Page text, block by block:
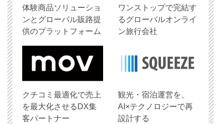
体験商品ソリューショ
ンとグローバル販路提
供のプラットフォーム
ワンストップで完結す
るグローバルオンライ
ン旅行会社
クチコミ最適化で売上
を最大化させるDX集
客パートナー
観光・宿泊運営を、
AI×テクノロジーで再
設計する